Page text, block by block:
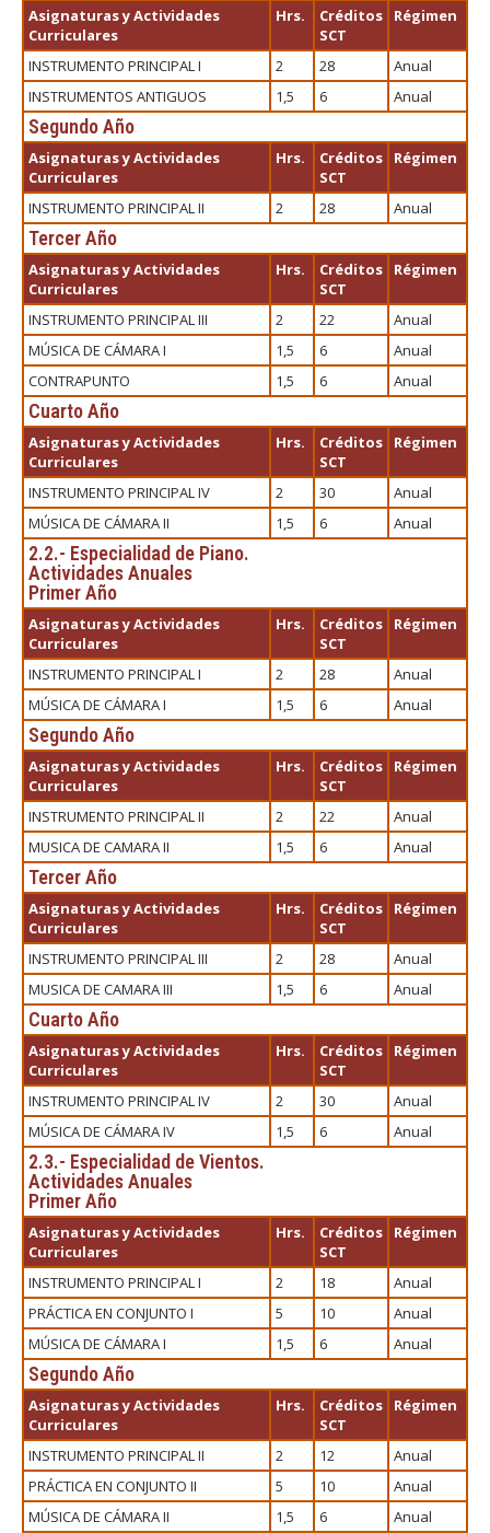
Asignaturas y Actividades
Curriculares
Hrs.
Créditos
SCT
Régimen
INSTRUMENTO PRINCIPAL I 2 28
Anual
INSTRUMENTOS ANTIGUOS
1,5 6 Anual
Segundo Año
Asignaturas y Actividades
Curriculares
Hrs.
Créditos
SCT
Régimen
INSTRUMENTO PRINCIPAL II 2 28 Anual
Tercer Año
Asignaturas y Actividades
Curriculares
Hrs.
Créditos
SCT
Régimen
INSTRUMENTO PRINCIPAL III 2 22
Anual
MÚSICA DE CÁMARA I
1,5 6
Anual
CONTRAPUNTO
1,5 6 Anual
Cuarto Año
Asignaturas y Actividades
Curriculares
Hrs.
Créditos
SCT
Régimen
INSTRUMENTO PRINCIPAL IV 2 30
Anual
MÚSICA DE CÁMARA II
1,5 6 Anual
2.2.- Especialidad de Piano.
Actividades Anuales
Primer Año
Asignaturas y Actividades
Curriculares
Hrs.
Créditos
SCT
Régimen
INSTRUMENTO PRINCIPAL I 2 28
Anual
MÚSICA DE CÁMARA I
1,5 6 Anual
Segundo Año
Asignaturas y Actividades
Curriculares
Hrs.
Créditos
SCT
Régimen
INSTRUMENTO PRINCIPAL II 2 22
Anual
MUSICA DE CAMARA II
1,5 6 Anual
Tercer Año
Asignaturas y Actividades
Curriculares
Hrs.
Créditos
SCT
Régimen
INSTRUMENTO PRINCIPAL III 2 28
Anual
MUSICA DE CAMARA III
1,5 6 Anual
Cuarto Año
Asignaturas y Actividades
Curriculares
Hrs.
Créditos
SCT
Régimen
INSTRUMENTO PRINCIPAL IV 2 30
Anual
MÚSICA DE CÁMARA IV
1,5 6 Anual
2.3.- Especialidad de Vientos.
Actividades Anuales
Primer Año
Asignaturas y Actividades
Curriculares
Hrs.
Créditos
SCT
Régimen
INSTRUMENTO PRINCIPAL I 2 18
Anual
PRÁCTICA EN CONJUNTO I
5 10
Anual
MÚSICA DE CÁMARA I
1,5 6 Anual
Segundo Año
Asignaturas y Actividades
Curriculares
Hrs.
Créditos
SCT
Régimen
INSTRUMENTO PRINCIPAL II 2 12
Anual
PRÁCTICA EN CONJUNTO II
5 10
Anual
MÚSICA DE CÁMARA II
1,5 6 Anual